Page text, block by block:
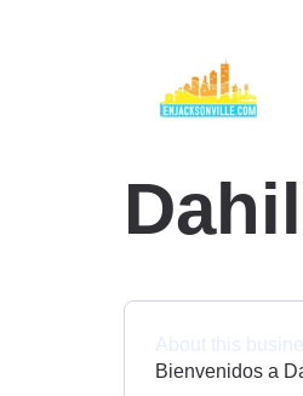
About this
Bienvenidos a